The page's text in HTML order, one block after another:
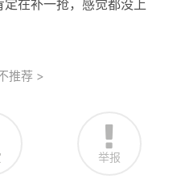
在补一抢，感觉都没上
推荐 >
举报